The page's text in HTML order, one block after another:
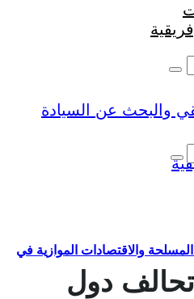
والاقتصادات الموازية في
دول